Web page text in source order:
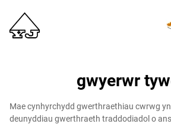
gwyerwr
Mae cynhyrchydd gwerthraethiau cwrwg
deunyddiau gwerthraeth traddodiadol o